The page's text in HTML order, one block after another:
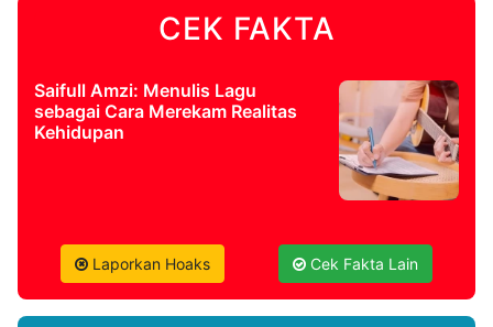
CEK FAKTA
Saifull Amzi: Menulis Lagu
sebagai Cara Merekam Realitas
Kehidupan
Laporkan Hoaks Cek Fakta Lain